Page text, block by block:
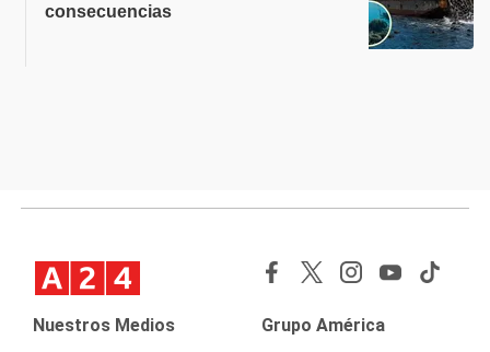
consecuencias
Nuestros Medios Grupo América